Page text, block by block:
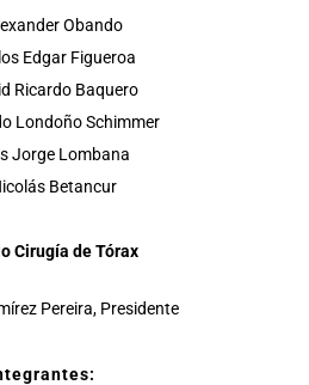
Obando
Edgar Figueroa
Ricardo Baquero
Londoño Schimmer
Jorge Lombana
Betancur
Cirugía de Tórax
Pereira, Presidente